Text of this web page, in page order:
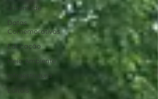
Juventude
Datas
Comemorativas
Educação
Meio Ambiente
Infraestrutura
Editais